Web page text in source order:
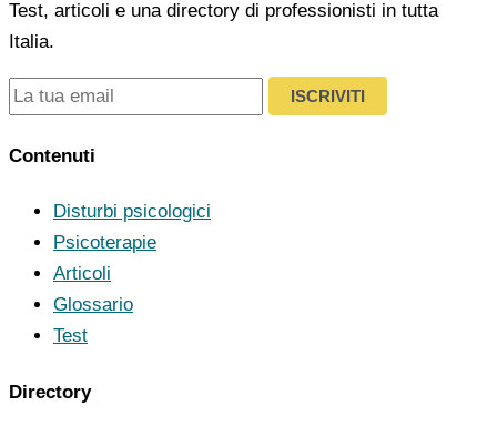
Test, articoli e una directory di professionisti in tutta
Italia.
ISCRIVITI
Contenuti
Disturbi psicologici
Psicoterapie
Articoli
Glossario
Test
Directory